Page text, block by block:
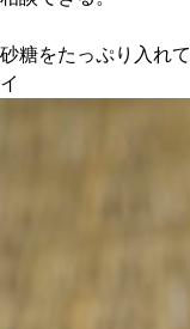
今月の
京都の
砂糖をたっぷり入れ
イ